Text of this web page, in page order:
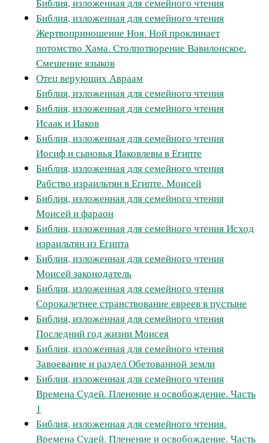
Библия, изложенная для семейного чтения
Жертвоприношение Ноя. Ной проклинает
потомство Хама. Столпотворение Вавилонское.
Смешение языков
Отец верующих Авраам
Библия, изложенная для семейного чтения
Библия, изложенная для семейного чтения
Исаак и Иаков
Библия, изложенная для семейного чтения
Иосиф и сыновья Иаковлевы в Египте
Библия, изложенная для семейного чтения
Рабство израильтян в Египте. Моисей
Библия, изложенная для семейного чтения
Моисей и фараон
Библия, изложенная для семейного чтения Исход
израильтян из Египта
Библия, изложенная для семейного чтения
Моисей законодатель
Библия, изложенная для семейного чтения
Сорокалетнее странствование евреев в пустыне
Библия, изложенная для семейного чтения
Последний год жизни Моисея
Библия, изложенная для семейного чтения
Завоевание и раздел Обетованной земли
Библия, изложенная для семейного чтения
Времена Судей. Пленение и освобождение. Часть
1
Библия, изложенная для семейного чтения.
Времена Судей. Пленение и освобождение. Часть